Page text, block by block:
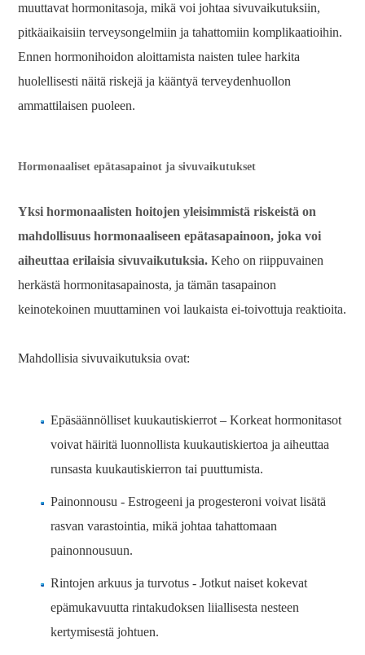
muuttavat hormonitasoja, mikä voi johtaa sivuvaikutuksiin,
pitkäaikaisiin terveysongelmiin ja tahattomiin komplikaatioihin.
Ennen hormonihoidon aloittamista naisten tulee harkita
huolellisesti näitä riskejä ja kääntyä terveydenhuollon
ammattilaisen puoleen.
Hormonaaliset epätasapainot ja sivuvaikutukset
Yksi hormonaalisten hoitojen yleisimmistä riskeistä on
mahdollisuus hormonaaliseen epätasapainoon, joka voi
aiheuttaa erilaisia ​​sivuvaikutuksia. Keho on riippuvainen
herkästä hormonitasapainosta, ja tämän tasapainon
keinotekoinen muuttaminen voi laukaista ei-toivottuja reaktioita.
Mahdollisia sivuvaikutuksia ovat:
Epäsäännölliset kuukautiskierrot – Korkeat hormonitasot
voivat häiritä luonnollista kuukautiskiertoa ja aiheuttaa
runsasta kuukautiskierron tai puuttumista.
Painonnousu - Estrogeeni ja progesteroni voivat lisätä
rasvan varastointia, mikä johtaa tahattomaan
painonnousuun.
Rintojen arkuus ja turvotus - Jotkut naiset kokevat
epämukavuutta rintakudoksen liiallisesta nesteen
kertymisestä johtuen.